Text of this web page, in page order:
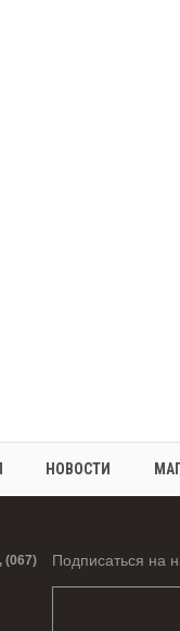
НОВОСТИ
(067)
Подписаться на